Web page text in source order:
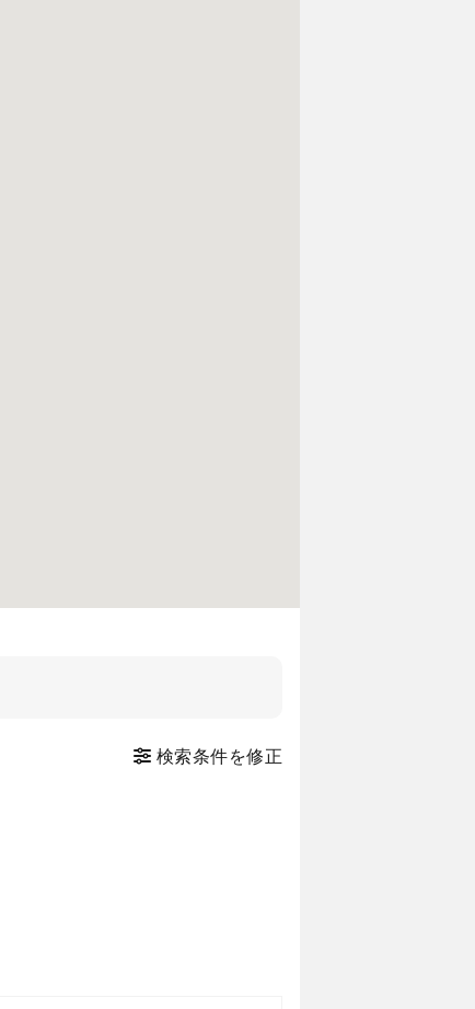
検索条件を修正